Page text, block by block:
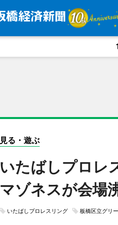
見る・遊ぶ
いたばしプロレ
マゾネスが会場
いたばしプロレスリング 板橋区立グリ